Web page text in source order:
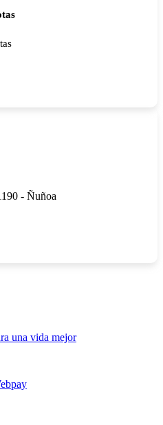
- Ñuñoa
una vida mejor